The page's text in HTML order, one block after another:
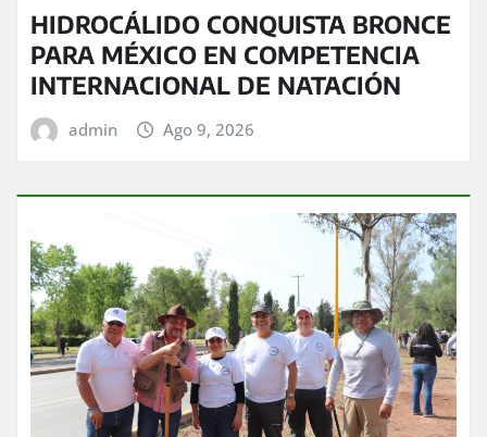
HIDROCÁLIDO CONQUISTA BRONCE
PARA MÉXICO EN COMPETENCIA
INTERNACIONAL DE NATACIÓN
admin Ago 9, 2026